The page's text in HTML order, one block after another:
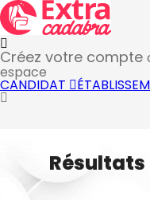
Créez votre compte
espace
CANDIDAT